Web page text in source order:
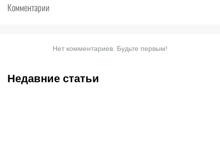
Комментарии
Нет комментариев. Будьте первым!
Недавние статьи